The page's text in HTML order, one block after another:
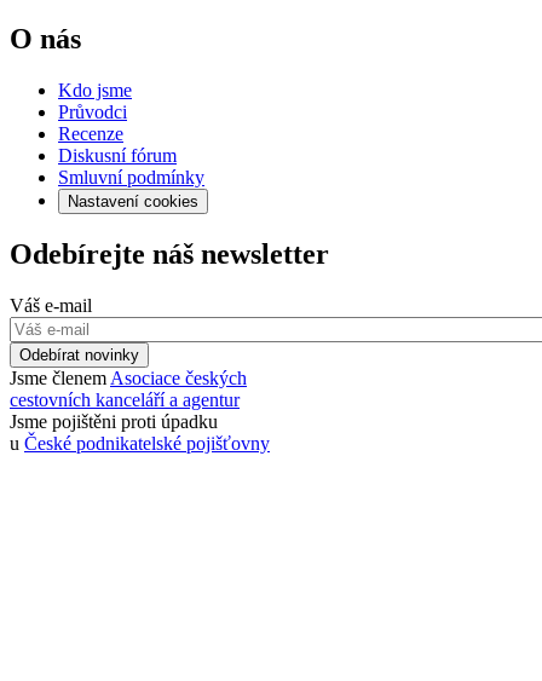
O nás
Kdo jsme
Průvodci
Recenze
Diskusní fórum
Smluvní podmínky
Nastavení cookies
Odebírejte náš newsletter
Váš e-mail
Odebírat novinky
Jsme členem Asociace českých
cestovních kanceláří a agentur
Jsme pojištěni proti úpadku
u České podnikatelské pojišťovny